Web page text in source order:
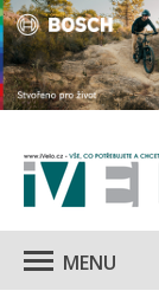
MENU